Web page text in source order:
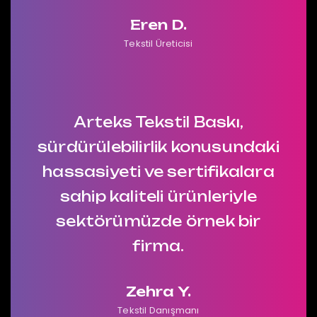
Eren D.
Tekstil Üreticisi
Arteks Tekstil Baskı,
sürdürülebilirlik konusundaki
hassasiyeti ve sertifikalara
sahip kaliteli ürünleriyle
sektörümüzde örnek bir
firma.
Zehra Y.
Tekstil Danışmanı